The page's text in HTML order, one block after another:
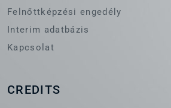
Felnőttképzési engedély
Interim adatbázis
Kapcsolat
CREDITS